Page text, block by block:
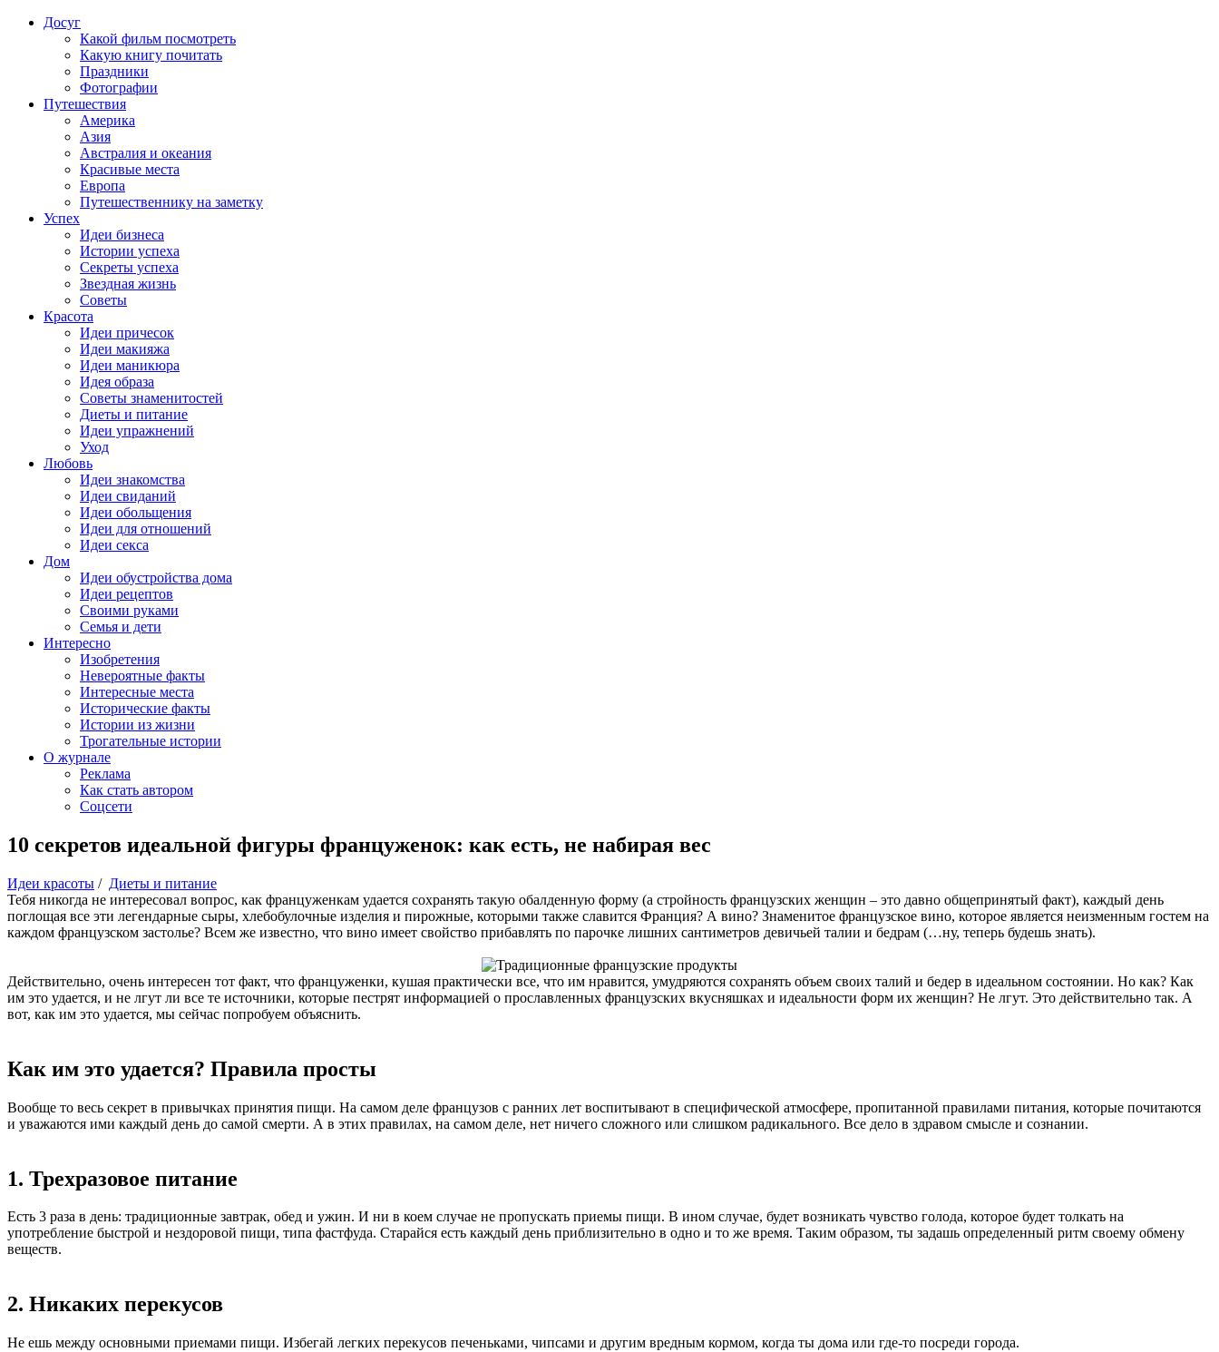
Досуг
Какой фильм посмотреть
Какую книгу почитать
Праздники
Фотографии
Путешествия
Америка
Азия
Австралия и океания
Красивые места
Европа
Путешественнику на заметку
Успех
Идеи бизнеса
Истории успеха
Секреты успеха
Звездная жизнь
Советы
Красота
Идеи причесок
Идеи макияжа
Идеи маникюра
Идея образа
Советы знаменитостей
Диеты и питание
Идеи упражнений
Уход
Любовь
Идеи знакомства
Идеи свиданий
Идеи обольщения
Идеи для отношений
Идеи секса
Дом
Идеи обустройства дома
Идеи рецептов
Своими руками
Семья и дети
Интересно
Изобретения
Невероятные факты
Интересные места
Исторические факты
Истории из жизни
Трогательные истории
О журнале
Реклама
Как стать автором
Соцсети
10 секретов идеальной фигуры француженок: как есть, не набирая вес
Идеи красоты / Диеты и питание
Тебя никогда не интересовал вопрос, как француженкам удается сохранять такую обалденную форму (а стройность французских женщин – это давно общепринятый факт), каждый день
поглощая все эти легендарные сыры, хлебобулочные изделия и пирожные, которыми также славится Франция? А вино? Знаменитое французское вино, которое является неизменным гостем на
каждом французском застолье? Всем же известно, что вино имеет свойство прибавлять по парочке лишних сантиметров девичьей талии и бедрам (…ну, теперь будешь знать).
Действительно, очень интересен тот факт, что француженки, кушая практически все, что им нравится, умудряются сохранять объем своих талий и бедер в идеальном состоянии. Но как? Как
им это удается, и не лгут ли все те источники, которые пестрят информацией о прославленных французских вкусняшках и идеальности форм их женщин? Не лгут. Это действительно так. А
вот, как им это удается, мы сейчас попробуем объяснить.
Как им это удается? Правила просты
Вообще то весь секрет в привычках принятия пищи. На самом деле французов с ранних лет воспитывают в специфической атмосфере, пропитанной правилами питания, которые почитаются
и уважаются ими каждый день до самой смерти. А в этих правилах, на самом деле, нет ничего сложного или слишком радикального. Все дело в здравом смысле и сознании.
1. Трехразовое питание
Есть 3 раза в день: традиционные завтрак, обед и ужин. И ни в коем случае не пропускать приемы пищи. В ином случае, будет возникать чувство голода, которое будет толкать на
употребление быстрой и нездоровой пищи, типа фастфуда. Старайся есть каждый день приблизительно в одно и то же время. Таким образом, ты задашь определенный ритм своему обмену
веществ.
2. Никаких перекусов
Не ешь между основными приемами пищи. Избегай легких перекусов печеньками, чипсами и другим вредным кормом, когда ты дома или где-то посреди города.